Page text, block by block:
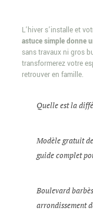
L’hiver s’installe et
astuce simple donne
sans travaux ni gros
transformerez votre
retrouver en famille.
Quelle est la
Modèle gratuit
guide complet
Boulevard
arrondissement